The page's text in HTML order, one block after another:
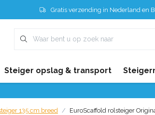
Gratis verzending in Nederland en
Steiger opslag & transport
135 cm breed EuroScaffold rolsteiger